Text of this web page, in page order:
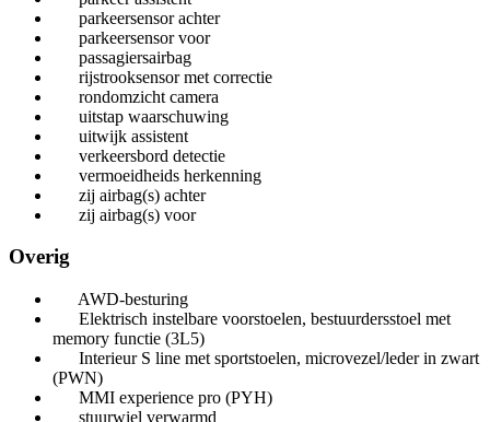
parkeersensor achter
parkeersensor voor
passagiersairbag
rijstrooksensor met correctie
rondomzicht camera
uitstap waarschuwing
uitwijk assistent
verkeersbord detectie
vermoeidheids herkenning
zij airbag(s) achter
zij airbag(s) voor
Overig
AWD-besturing
Elektrisch instelbare voorstoelen, bestuurdersstoel met
memory functie (3L5)
Interieur S line met sportstoelen, microvezel/leder in zwart
(PWN)
MMI experience pro (PYH)
stuurwiel verwarmd